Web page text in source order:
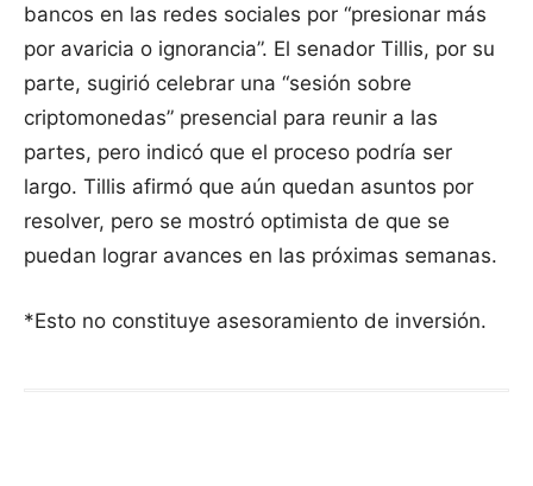
bancos en las redes sociales por “presionar más
por avaricia o ignorancia”. El senador Tillis, por su
parte, sugirió celebrar una “sesión sobre
criptomonedas” presencial para reunir a las
partes, pero indicó que el proceso podría ser
largo. Tillis afirmó que aún quedan asuntos por
resolver, pero se mostró optimista de que se
puedan lograr avances en las próximas semanas.
*Esto no constituye asesoramiento de inversión.